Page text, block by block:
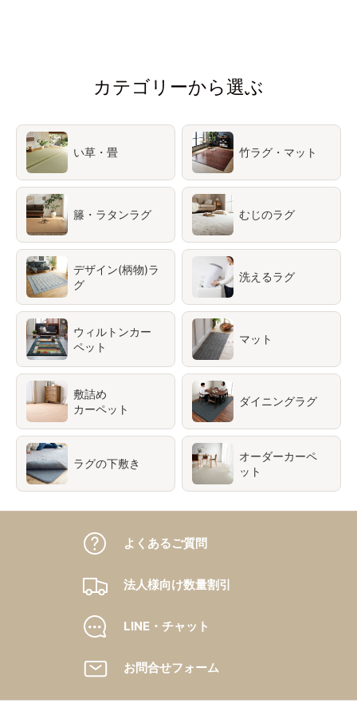
カテゴリーから選ぶ
い草・畳 竹ラグ・マット
籐・ラタンラグ むじのラグ
デザイン(柄物)ラ
グ
洗えるラグ
ウィルトンカー
ペット
マット
敷詰め
カーペット
ダイニングラグ
ラグの下敷き
オーダーカーペ
ット
よくあるご質問
法人様向け数量割引
LINE・チャット
お問合せフォーム